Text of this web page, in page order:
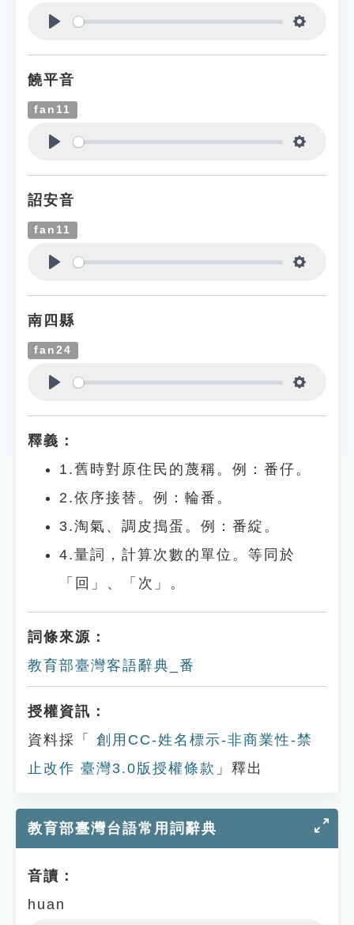
饒平音
fan11
詔安音
fan11
南四縣
fan24
釋義：
1.舊時對原住民的蔑稱。例：番仔。
2.依序接替。例：輪番。
3.淘氣、調皮搗蛋。例：番綻。
4.量詞，計算次數的單位。等同於
「回」、「次」。
詞條來源：
教育部臺灣客語辭典_番
授權資訊：
資料採「
創用CC-姓名標示-非商業性-禁
止改作 臺灣3.0版授權條款 」釋出
教育部臺灣台語常用詞辭典
音讀：
huan